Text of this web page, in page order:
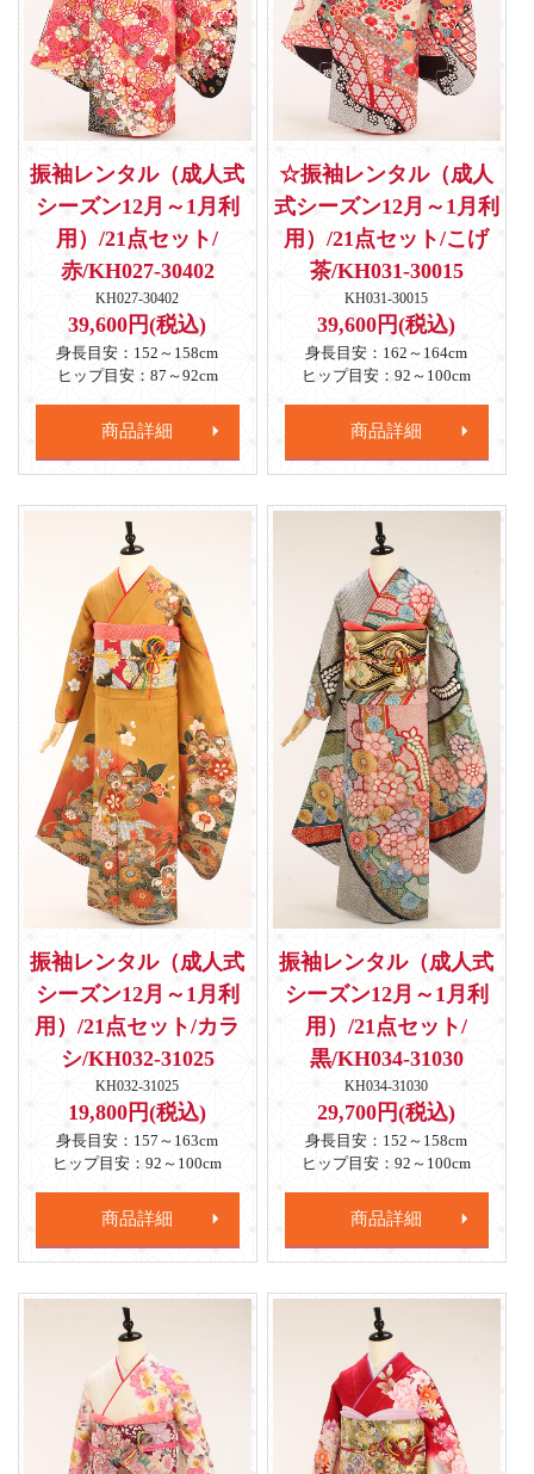
振袖レンタル（成人式
シーズン12月～1月利
用）/21点セット/
赤/KH027-30402
KH027-30402
39,600円(税込)
身長目安：152～158cm
ヒップ目安：87～92cm
商品詳細
☆振袖レンタル（成人
式シーズン12月～1月利
用）/21点セット/こげ
茶/KH031-30015
KH031-30015
39,600円(税込)
身長目安：162～164cm
ヒップ目安：92～100cm
商品詳細
振袖レンタル（成人式
シーズン12月～1月利
用）/21点セット/カラ
シ/KH032-31025
KH032-31025
19,800円(税込)
身長目安：157～163cm
ヒップ目安：92～100cm
商品詳細
振袖レンタル（成人式
シーズン12月～1月利
用）/21点セット/
黒/KH034-31030
KH034-31030
29,700円(税込)
身長目安：152～158cm
ヒップ目安：92～100cm
商品詳細